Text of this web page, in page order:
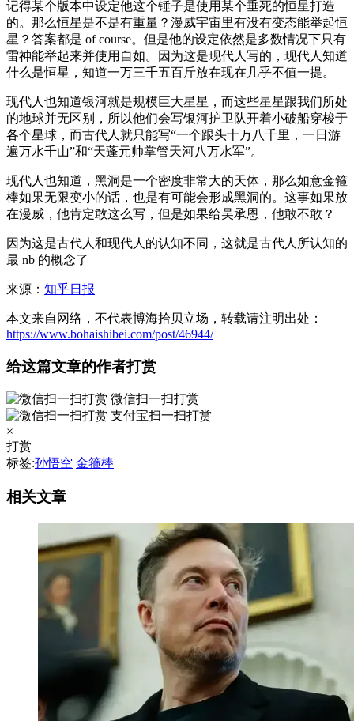
记得某个版本中设定他这个锤子是使用某个垂死的恒星打造
的。那么恒星是不是有重量？漫威宇宙里有没有变态能举起恒
星？答案都是 of course。但是他的设定依然是多数情况下只有
雷神能举起来并使用自如。因为这是现代人写的，现代人知道
什么是恒星，知道一万三千五百斤放在现在几乎不值一提。
现代人也知道银河就是规模巨大星星，而这些星星跟我们所处
的地球并无区别，所以他们会写银河护卫队开着小破船穿梭于
各个星球，而古代人就只能写“一个跟头十万八千里，一日游
遍万水千山”和“天蓬元帅掌管天河八万水军”。
现代人也知道，黑洞是一个密度非常大的天体，那么如意金箍
棒如果无限变小的话，也是有可能会形成黑洞的。这事如果放
在漫威，他肯定敢这么写，但是如果给吴承恩，他敢不敢？
因为这是古代人和现代人的认知不同，这就是古代人所认知的
最 nb 的概念了
来源： 知乎日报
本文来自网络，不代表博海拾贝立场，转载请注明出处：
https://www.bohaishibei.com/post/46944/
给这篇文章的作者打赏
微信扫一扫打赏
支付宝扫一扫打赏
×
打赏
标签:孙悟空 金箍棒
相关文章